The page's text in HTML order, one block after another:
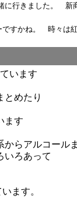
に行きました。
すかね。 時々は
います
とめたり
ます
からアルコール
いろあって
ます。